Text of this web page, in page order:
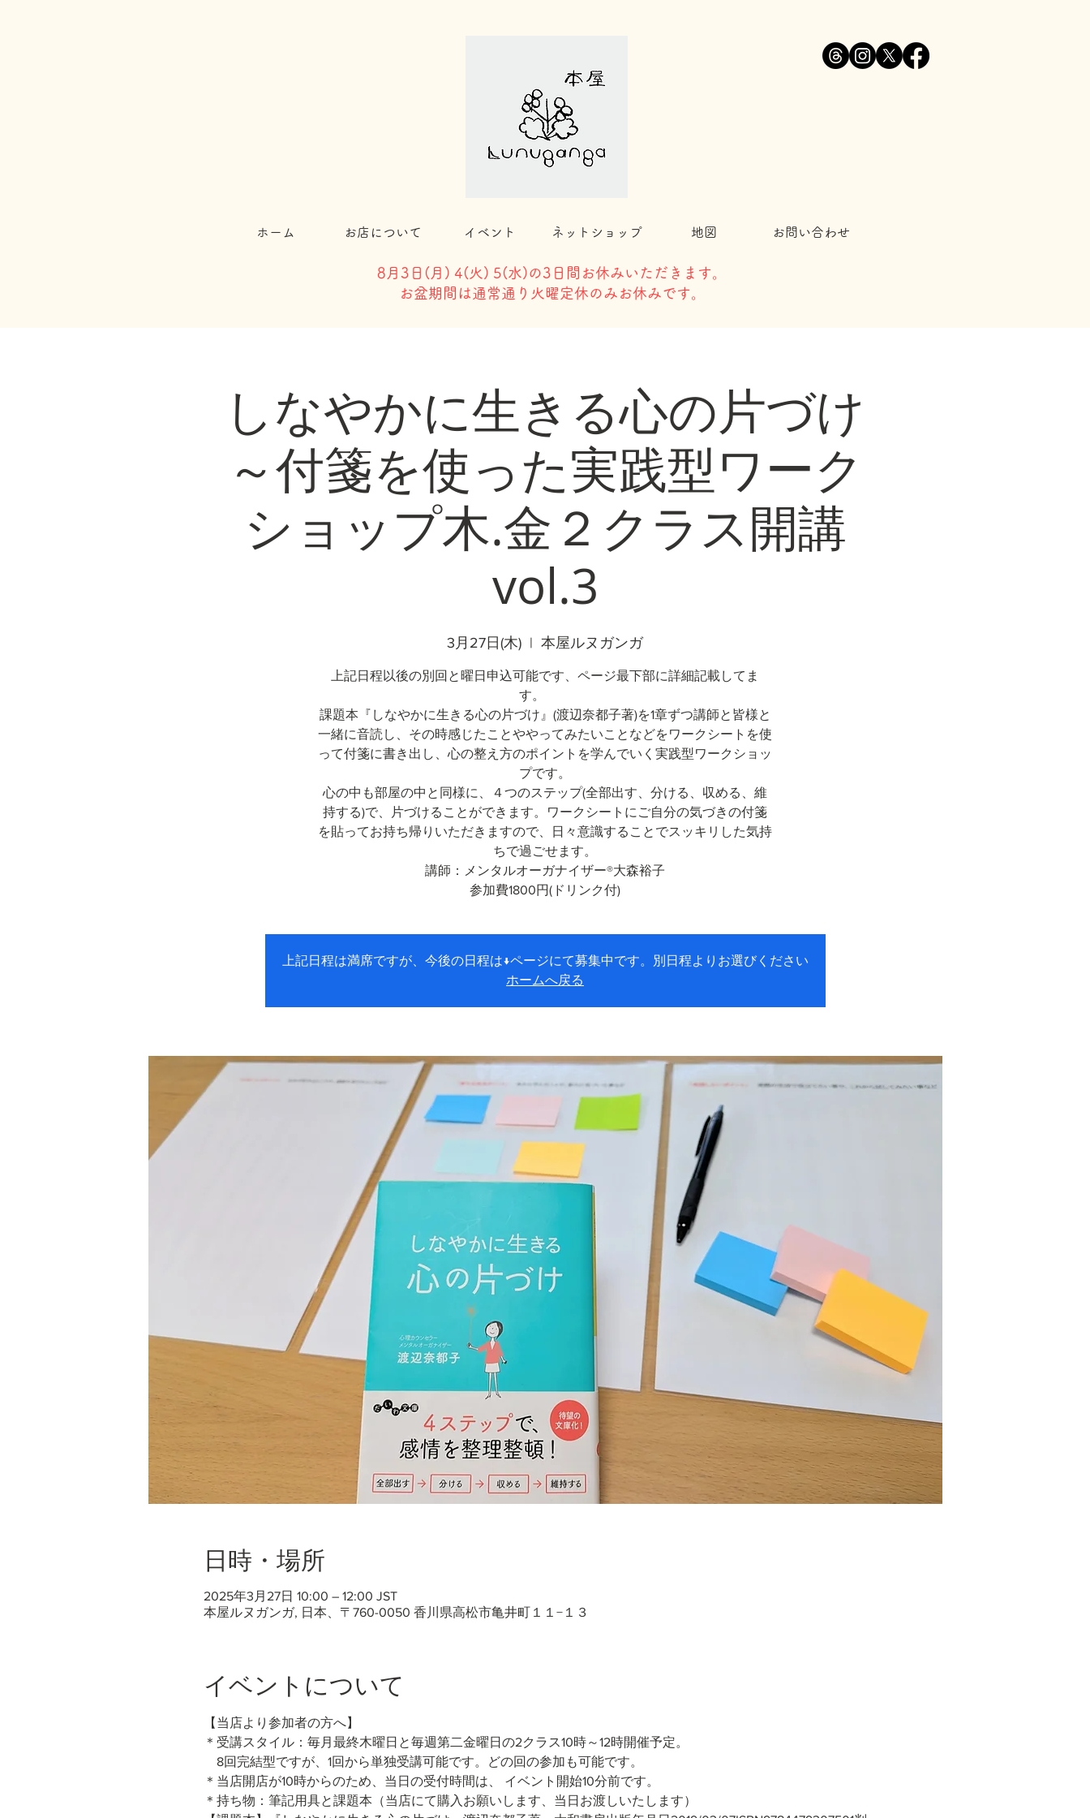
ホーム お店について イベント ネットショップ 地図 お問い合わせ
8月3日( 月) 4(火) 5(水)の3日間お休みいただきます。
​お盆期間は通常通り火曜定休のみお休みです。
しなやかに生きる心の片づけ
～付箋を使った実践型ワーク
ショップ木.金２クラス開講
vol.3
3月27日(木)
  |
本屋ルヌガンガ
上記日程以後の別回と曜日申込可能です、ページ最下部に詳細記載してま
す。
課題本『しなやかに生きる心の片づけ』(渡辺奈都子著)を1章ずつ講師と皆様と
一緒に音読し、その時感じたことややってみたいことなどをワークシートを使
って付箋に書き出し、心の整え方のポイントを学んでいく実践型ワークショッ
プです。
心の中も部屋の中と同様に、４つのステップ(全部出す、分ける、収める、維
持する)で、片づけることができます。ワークシートにご自分の気づきの付箋
を貼ってお持ち帰りいただきますので、日々意識することでスッキリした気持
ちで過ごせます。
講師：メンタルオーガナイザー®大森裕子
参加費1800円(ドリンク付)
上記日程は満席ですが、今後の日程は↓ページにて募集中です。別日程よりお選びください
ホームへ戻る
日時・場所
2025年3月27日 10:00 – 12:00 JST
本屋ルヌガンガ, 日本、〒760-0050 香川県高松市亀井町１１−１３
イベントについて
【当店より参加者の方へ】
＊受講スタイル：毎月最終木曜日と毎週第二金曜日の2クラス10時～12時開催予定。
8回完結型ですが、1回から単独受講可能です。どの回の参加も可能です。
＊当店開店が10時からのため、当日の受付時間は、 イベント開始10分前です。
＊持ち物：筆記用具と課題本（当店にて購入お願いします、当日お渡しいたします）